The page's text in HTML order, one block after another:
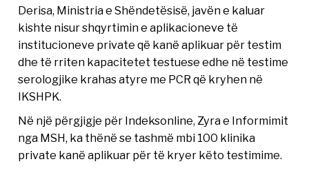
Derisa, Ministria e Shëndetësisë, javën e kaluar
kishte nisur shqyrtimin e aplikacioneve të
institucioneve private që kanë aplikuar për testim
dhe të rriten kapacitetet testuese edhe në testime
serologjike krahas atyre me PCR që kryhen në
IKSHPK.
Në një përgjigje për Indeksonline, Zyra e Informimit
nga MSH, ka thënë se tashmë mbi 100 klinika
private kanë aplikuar për të kryer këto testimime.